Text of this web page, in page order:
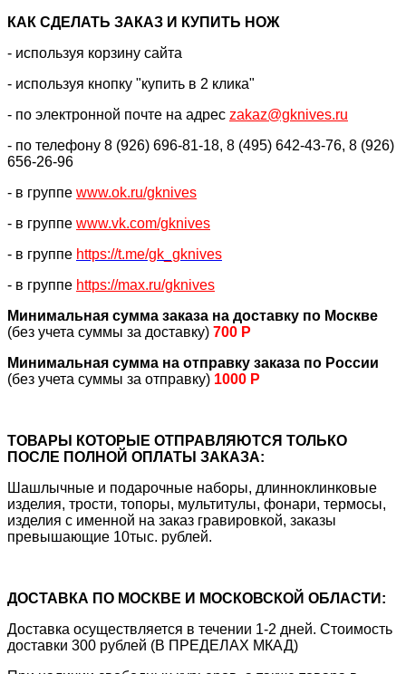
КАК CДЕЛАТЬ ЗАКАЗ И КУПИТЬ НОЖ
- используя корзину сайта
- используя кнопку "купить в 2 клика"
- по электронной почте на адрес zakaz@gknives.ru
- по телефону 8 (926) 696-81-18, 8 (495) 642-43-76, 8 (926)
656-26-96
- в группе www.ok.ru/gknives
- в группе www.vk.com/gknives
- в группе https://t.me/gk_gknives
- в группе https://max.ru/gknives
Минимальная сумма заказа на доставку по Москве
(без учета суммы за доставку) 700 Р
Минимальная сумма на отправку заказа по России
(без учета суммы за отправку) 1000 Р
ТОВАРЫ КОТОРЫЕ ОТПРАВЛЯЮТСЯ ТОЛЬКО
ПОСЛЕ ПОЛНОЙ ОПЛАТЫ ЗАКАЗА:
Шашлычные и подарочные наборы, длинноклинковые
изделия, трости, топоры, мультитулы, фонари, термосы,
изделия с именной на заказ гравировкой, заказы
превышающие 10тыс. рублей.
ДОСТАВКА ПО МОСКВЕ И МОСКОВСКОЙ ОБЛАСТИ:
Доставка осуществляется в течении 1-2 дней. Стоимость
доставки 300 рублей (В ПРЕДЕЛАХ МКАД)